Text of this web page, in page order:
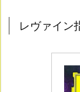
レヴァイン